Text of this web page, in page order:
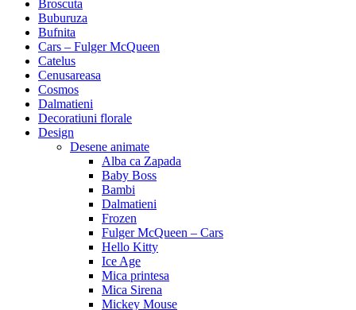
Broscuta
Buburuza
Bufnita
Cars – Fulger McQueen
Catelus
Cenusareasa
Cosmos
Dalmatieni
Decoratiuni florale
Design
Desene animate
Alba ca Zapada
Baby Boss
Bambi
Dalmatieni
Frozen
Fulger McQueen – Cars
Hello Kitty
Ice Age
Mica printesa
Mica Sirena
Mickey Mouse